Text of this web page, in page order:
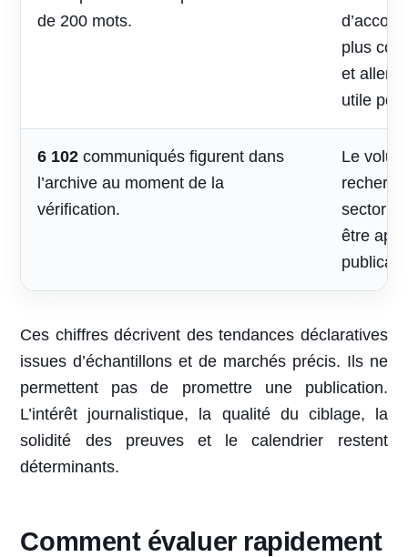
de 200 mots.
plus
et aller
utile
6 102 communiqués figurent dans
l’archive au moment de la
vérification.
Le
être
Ces chiffres décrivent des tendances déclaratives
issues d’échantillons et de marchés précis. Ils ne
permettent pas de promettre une publication.
L’intérêt journalistique, la qualité du ciblage, la
solidité des preuves et le calendrier restent
déterminants.
Comment évaluer rapidement